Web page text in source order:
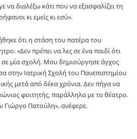
να διαλέξω κάτι που να εξασφαλίζει τη
κι εμείς κι εσύ».
ότι η στάση του πατέρα του
«Δεν πρέπει να λες σε ένα παιδί ότι
σε μία σχολή. Μου δημιούργησε άγχος
στην Ιατρική Σχολή του Πανεπιστημίου
μετά από δέκα χρόνια. Δεν πήγα να
φοιτητής, παράλληλα με το θέατρο.
Γιώργο Πατούλη», ανέφερε.